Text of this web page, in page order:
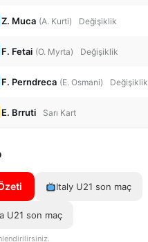
Z. Muca (A. Kurti) Değişiklik
F. Fetai (O. Myrta) Değişiklik
F. Perndreca (E. Osmani) Değişiklik
E. Brruti Sarı Kart
Italy U21 son maç
U21 son maç